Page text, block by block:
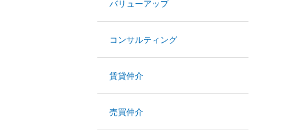
バリューアップ
コンサルティング
賃貸仲介
売買仲介